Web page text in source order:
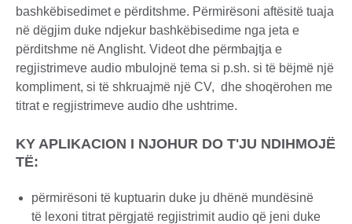
bashkëbisedimet e përditshme. Përmirësoni aftësitë tuaja
në dëgjim duke ndjekur bashkëbisedime nga jeta e
përditshme në Anglisht. Videot dhe përmbajtja e
regjistrimeve audio mbulojnë tema si p.sh. si të bëjmë një
kompliment, si të shkruajmë një CV, dhe shoqërohen me
titrat e regjistrimeve audio dhe ushtrime.
KY APLIKACION I NJOHUR DO T'JU NDIHMOJË
TË:
përmirësoni të kuptuarin duke ju dhënë mundësinë
të lexoni titrat përgjatë regjistrimit audio që jeni duke